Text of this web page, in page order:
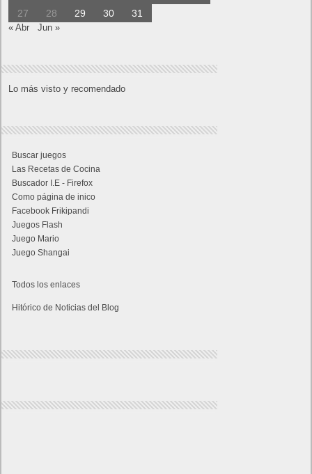
27
28 29 30 31
« Abr Jun »
Lo más visto y recomendado
Buscar juegos
Las Recetas de Cocina
Buscador I.E - Firefox
Como página de inico
Facebook Frikipandi
Juegos Flash
Juego Mario
Juego Shangai
Todos los enlaces
Hitórico de Noticias del Blog